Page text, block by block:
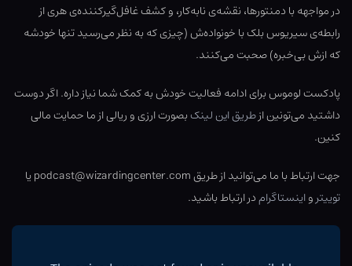
در مواجهه با دمنتورها، نقشه‌ی نابه‌کار، و کشف غافل‌گیرکننده‌ی هری از
رابطه‌ی سیریوس بلک با خونواده‌ش (چیزی که به نظر می‌رسید تنها خودشه
که ازش بی‌خبره) صحبت می‌کنند.
پادکست لوموس برای ادامه فعالیت خودش به کمک شما نیاز داره. اگر دوست
داشتید می‌تونین ازطریق این لینکبصورت ارزی و ریالی از ما حمایت مالی
کنین.
جهت ارتباط با ما می‌توانید از طریق podcast@wizardingcenter.com یا
توییترواینستاگرامدر ارتباط باشید.